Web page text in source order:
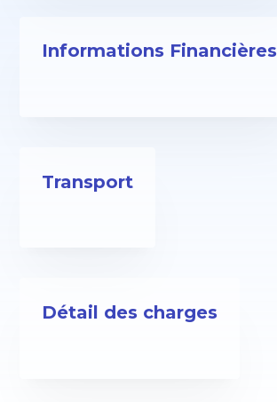
Informations Financières
Transport
Détail des charges